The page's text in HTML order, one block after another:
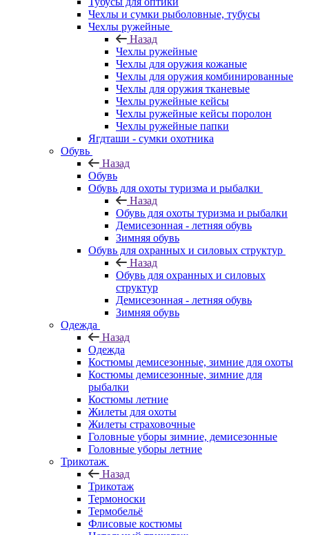
Чехлы и сумки рыболовные, тубусы
Чехлы ружейные
Назад
Чехлы ружейные
Чехлы для оружия кожаные
Чехлы для оружия комбинированные
Чехлы для оружия тканевые
Чехлы ружейные кейсы
Чехлы ружейные кейсы поролон
Чехлы ружейные папки
Ягдташи - сумки охотника
Обувь
Назад
Обувь
Обувь для охоты туризма и рыбалки
Назад
Обувь для охоты туризма и рыбалки
Демисезонная - летняя обувь
Зимняя обувь
Обувь для охранных и силовых структур
Назад
Обувь для охранных и силовых
структур
Демисезонная - летняя обувь
Зимняя обувь
Одежда
Назад
Одежда
Костюмы демисезонные, зимние для охоты
Костюмы демисезонные, зимние для
рыбалки
Костюмы летние
Жилеты для охоты
Жилеты страховочные
Головные уборы зимние, демисезонные
Головные уборы летние
Трикотаж
Назад
Трикотаж
Термоноски
Термобельё
Флисовые костюмы